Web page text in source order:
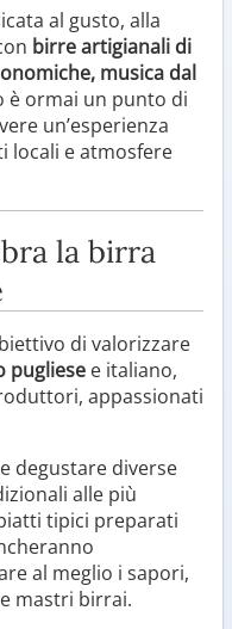
al gusto, alla
birre artigianali di
musica dal
è ormai un punto di
un’esperienza
locali e atmosfere
la birra
di valorizzare
pugliese e italiano,
appassionati
degustare diverse
alle più
tipici preparati
al meglio i sapori,
mastri birrai.